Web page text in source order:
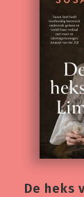
De heks